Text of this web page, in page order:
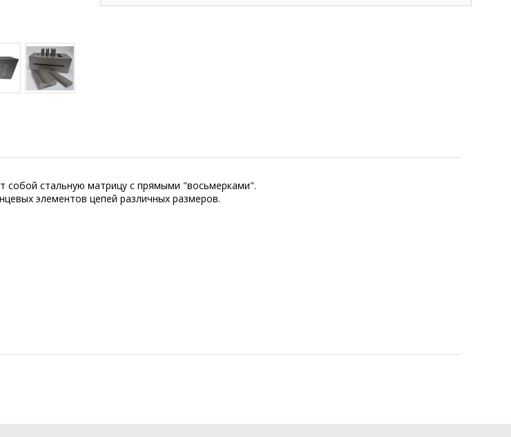
собой стальную матрицу с прямыми "восьмерками".
элементов цепей различных размеров.